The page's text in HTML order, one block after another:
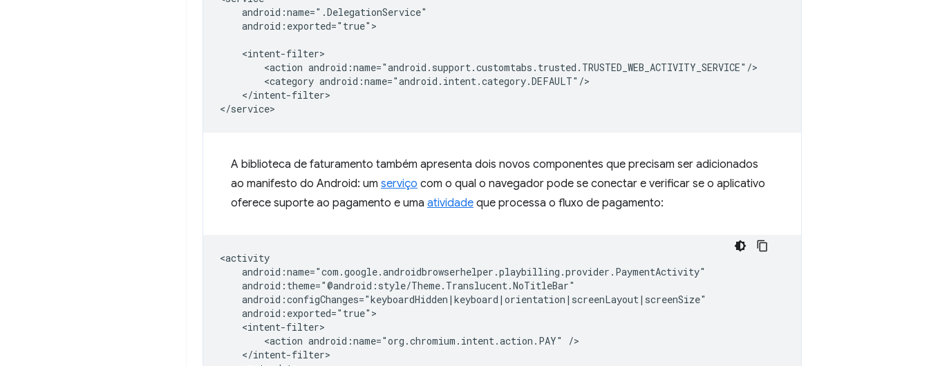
android:exported="true">
<action
<category
</intent-filter>
A biblioteca de faturamento também apresenta dois novos componentes que precisam ser adicionados
ao manifesto do Android: um serviço com o qual o navegador pode se conectar e verificar se o aplicativo
oferece suporte ao pagamento e uma atividade que processa o fluxo de pagamento:
<action android:name="org.chromium.intent.action.PAY"